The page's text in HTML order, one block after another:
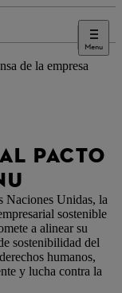
Menu
de la empresa
PACTO
Naciones Unidas, la
sostenible
a alinear su
sostenibilidad del
humanos,
y lucha contra la